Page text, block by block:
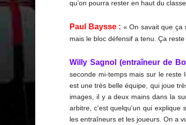
qu’on pourra rester en haut du
Paul Baysse : « On savait que ça
mais le bloc défensif a tenu. Ça
Willy Sagnol (entraîneur de
seconde mi-temps mais sur le reste
est une très belle équipe, qui joue
images, il y a deux mains dans la
arbitre, c'est quelqu'un qui explique
les entraîneurs et les joueurs. On a